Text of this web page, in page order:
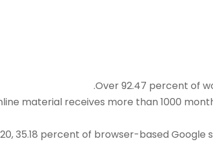
Over 92.47 percent of
material receives more than 1000
35.18 percent of browser-based Google